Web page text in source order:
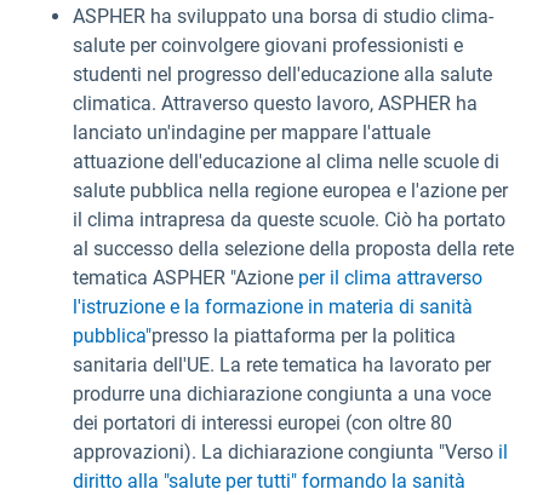
ASPHER ha sviluppato una borsa di studio clima-
salute per coinvolgere giovani professionisti e
studenti nel progresso dell'educazione alla salute
climatica. Attraverso questo lavoro, ASPHER ha
lanciato un'indagine per mappare l'attuale
attuazione dell'educazione al clima nelle scuole di
salute pubblica nella regione europea e l'azione per
il clima intrapresa da queste scuole. Ciò ha portato
al successo della selezione della proposta della rete
tematica ASPHER "Azione per il clima attraverso
l'istruzione e la formazione in materia di sanità
pubblica"presso la piattaforma per la politica
sanitaria dell'UE. La rete tematica ha lavorato per
produrre una dichiarazione congiunta a una voce
dei portatori di interessi europei (con oltre 80
approvazioni). La dichiarazione congiunta "Verso il
diritto alla "salute per tutti" formando la sanità